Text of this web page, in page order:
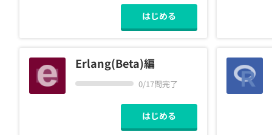
はじめる
Erlang(Beta)編
0/17問完了
はじめる